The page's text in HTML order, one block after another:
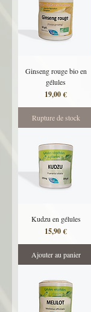
Ginseng rouge bio en
gélules
Prix
19,00 €
Rupture de stock
Kudzu en gélules
Prix
15,90 €
Ajouter au panier